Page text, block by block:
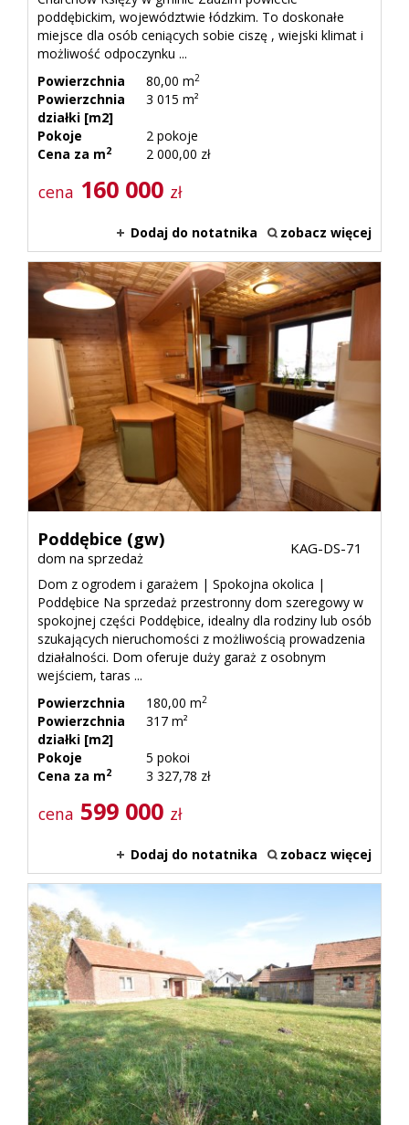
poddębickim, województwie łódzkim. To doskonałe
miejsce dla osób ceniących sobie ciszę , wiejski klimat i
możliwość odpoczynku ...
Powierzchnia
80,00 m2
Powierzchnia
działki [m2]
3 015 m²
Pokoje
2 pokoje
Cena za m2 2 000,00 zł
cena 160 000 zł
Dodaj do notatnika zobacz więcej
Poddębice (gw)
dom na sprzedaż
KAG-DS-71
Dom z ogrodem i garażem | Spokojna okolica |
Poddębice Na sprzedaż przestronny dom szeregowy w
spokojnej części Poddębice, idealny dla rodziny lub osób
szukających nieruchomości z możliwością prowadzenia
działalności. Dom oferuje duży garaż z osobnym
wejściem, taras ...
Powierzchnia
180,00 m2
Powierzchnia
działki [m2]
317 m²
Pokoje
5 pokoi
Cena za m2 3 327,78 zł
cena 599 000 zł
Dodaj do notatnika zobacz więcej